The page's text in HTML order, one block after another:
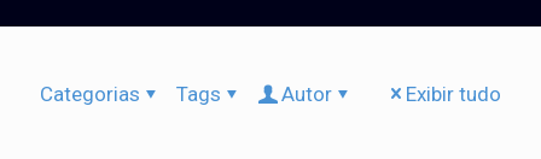
Categorias Tags Autor Exibir tudo